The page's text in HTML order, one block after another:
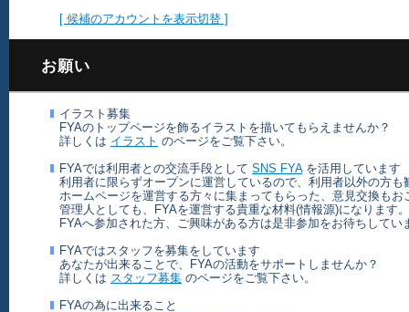
[ 候補のアカウントを表示切替 ]
お願い
イラスト募集
FYAのトップページを飾るイラストを描いてもらえませんか？
詳しくは イラスト のページをご覧下さい。
FYAでは利用者との交流手段として SNS FYAを活用しています
利用者に限らずオープンに運営しているので、利用者以外の方も
ホームページを運営する方々に集まってもらった、意見交換もお
管理人としても、FYAを運営する貴重な材料(情報源)になります。
FYAへ参加された方、ご興味がある方は是非参加をお待ちしてい
FYAではスタッフを募集をしています
あなたが出来ることで、FYAの活動をサポートしませんか？
詳しくは スタッフ募集 のページをご覧下さい。
FYAの為に出来ること